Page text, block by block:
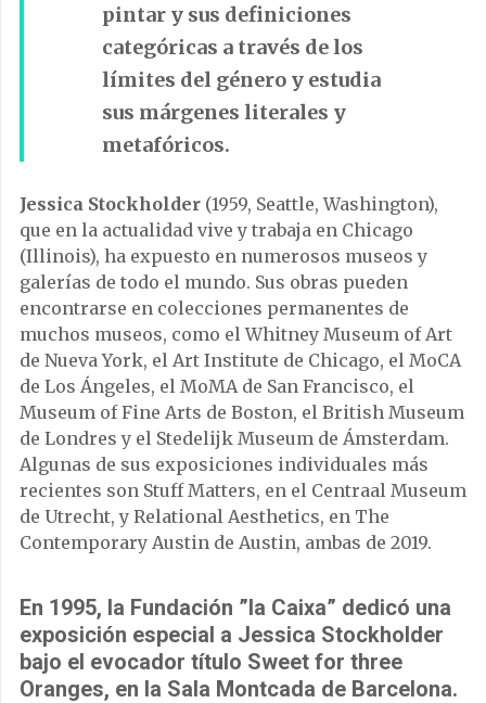
pintar y sus definiciones
categóricas a través de los
límites del género y estudia
sus márgenes literales y
metafóricos.
Jessica Stockholder (1959, Seattle, Washington),
que en la actualidad vive y trabaja en Chicago
(Illinois), ha expuesto en numerosos museos y
galerías de todo el mundo. Sus obras pueden
encontrarse en colecciones permanentes de
muchos museos, como el Whitney Museum of Art
de Nueva York, el Art Institute de Chicago, el MoCA
de Los Ángeles, el MoMA de San Francisco, el
Museum of Fine Arts de Boston, el British Museum
de Londres y el Stedelijk Museum de Ámsterdam.
Algunas de sus exposiciones individuales más
recientes son Stuff Matters, en el Centraal Museum
de Utrecht, y Relational Aesthetics, en The
Contemporary Austin de Austin, ambas de 2019.
En 1995, la Fundación ”la Caixa” dedicó una
exposición especial a Jessica Stockholder
bajo el evocador título Sweet for three
Oranges, en la Sala Montcada de Barcelona.